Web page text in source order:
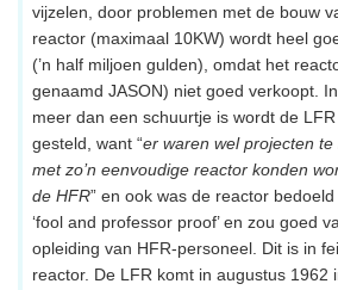
vijzelen, door problemen met de bouw
reactor (maximaal 10KW) wordt heel
(’n half miljoen gulden), omdat het
genaamd JASON) niet goed verkoopt.
meer dan een schuurtje is wordt de
gesteld, want “er waren wel projecten
met zo’n eenvoudige reactor konden
de HFR” en ook was de reactor
‘fool and professor proof’ en zou goed
opleiding van HFR-personeel. Dit is in
reactor. De LFR komt in augustus 1962